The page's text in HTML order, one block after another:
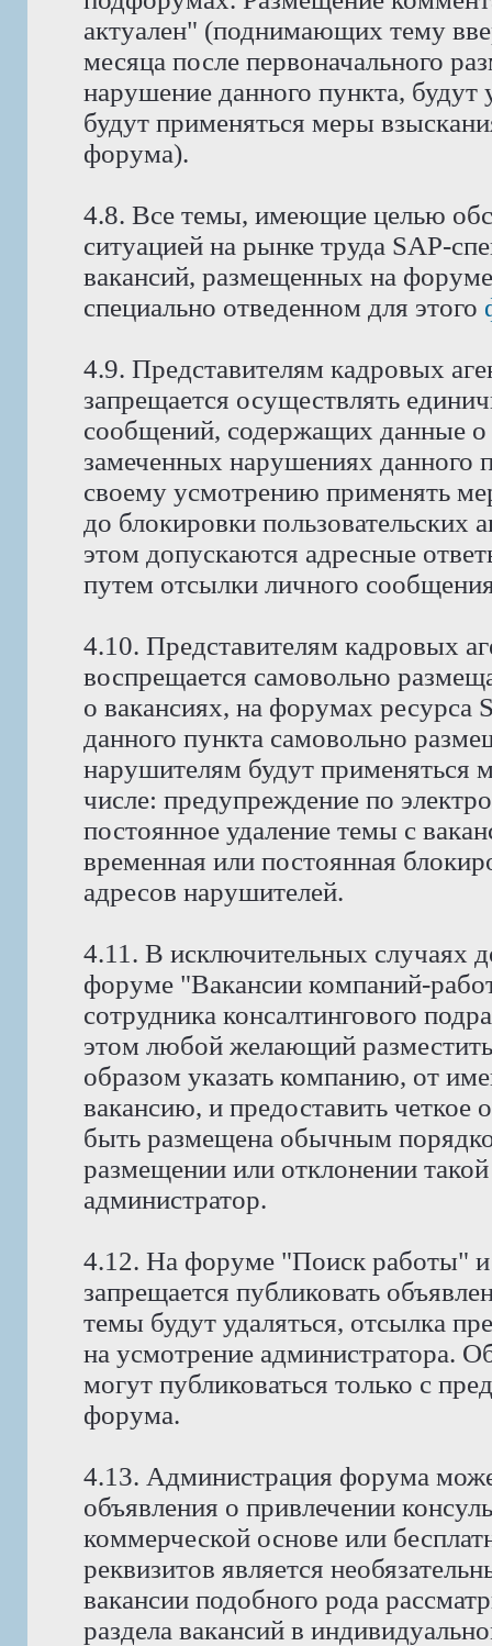
актуален" (поднимающих тему
месяца после первоначального
нарушение данного пункта, будут
будут применяться меры
форума).
4.8. Все темы, имеющие целью
ситуацией на рынке труда SAP-
вакансий, размещенных на
специально отведенном для этого
4.9. Представителям кадровых
запрещается осуществлять
сообщений, содержащих данные о
замеченных нарушениях данного
своему усмотрению применять
до блокировки
этом допускаются адресные
путем отсылки личного
4.10. Представителям кадровых
воспрещается самовольно
о вакансиях, на форумах
данного пункта самовольно
нарушителям будут применяться
числе: предупреждение по
постоянное удаление темы с
временная или постоянная
адресов нарушителей.
4.11. В исключительных случаях
форуме "Вакансии компаний-
сотрудника консалтингового
этом любой желающий
образом указать компанию, от
вакансию, и предоставить четкое
быть размещена обычным
размещении или отклонении
администратор.
4.12. На форуме "Поиск работы" и
запрещается публиковать
темы будут удаляться, отсылка
на усмотрение администратора.
могут публиковаться только с
форума.
4.13. Администрация форума
объявления о привлечении
коммерческой основе или
реквизитов является
вакансии подобного рода
раздела вакансий в